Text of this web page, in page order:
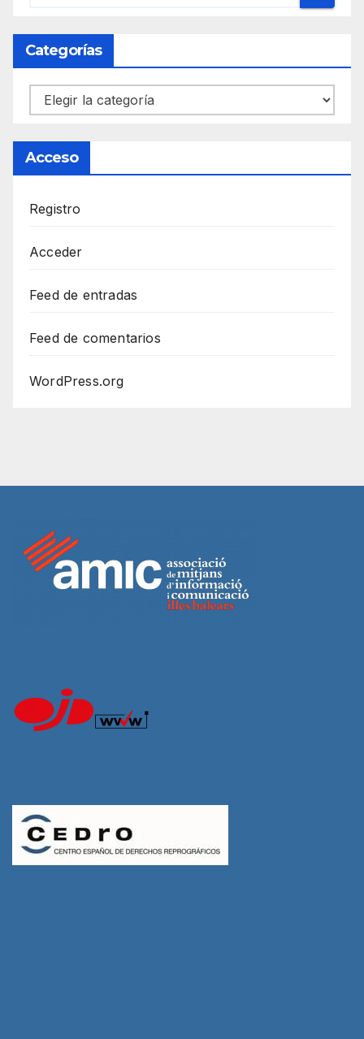
Categorías
Categorías
Acceso
Registro
Acceder
Feed de entradas
Feed de comentarios
WordPress.org